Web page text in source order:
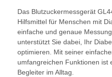
Das Blutzuckermessgerät
Hilfsmittel für Menschen mit
einfache und genaue
unterstützt Sie dabei, Ihr
optimieren. Mit seiner
umfangreichen Funktionen ist
Begleiter im Alltag.